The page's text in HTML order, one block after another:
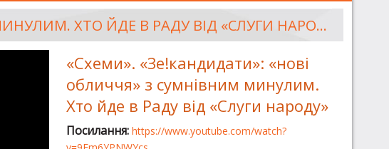
«СХЕМИ». «ЗЕ!КАНДИДАТИ»: «НОВІ ОБЛИЧЧЯ» З СУМНІВНИМ МИНУЛИМ. ХТО ЙДЕ В РАДУ ВІД «СЛУГИ НАРОДУ»
«Схеми». «Зе!кандидати»: «нові
обличчя» з сумнівним минулим.
Хто йде в Раду від «Слуги народу»
Посилання: https://www.youtube.com/watch?